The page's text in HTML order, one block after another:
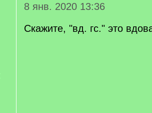
8 янв. 2020 13:36
Скажите, "вд. гс." это